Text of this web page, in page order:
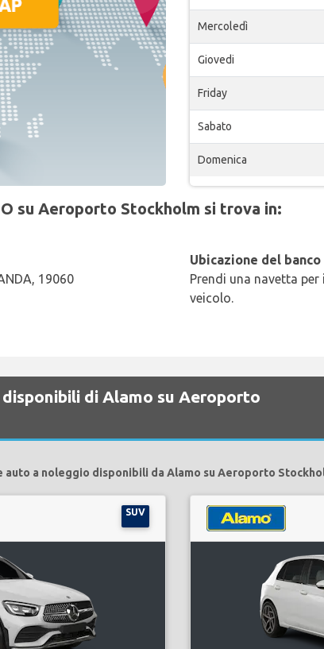
Mercoledì
Giovedi
Friday
Sabato
Domenica
su Aeroporto Stockholm si trova in:
19060
Ubicazione del
Prendi una navetta
veicolo.
di Alamo su Aeroporto
auto a noleggio disponibili da Alamo su Aeroporto
SUV